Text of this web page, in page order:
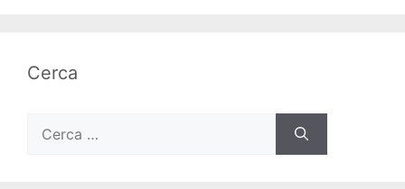
Cerca
per: